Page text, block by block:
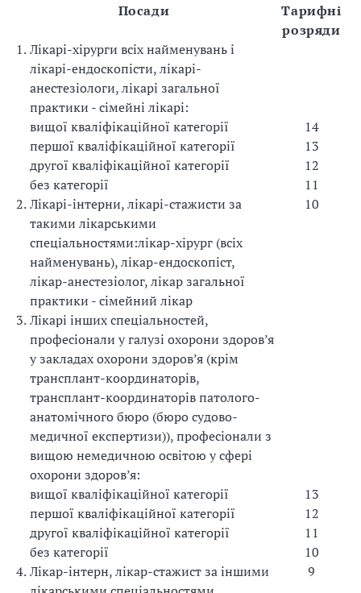
Посади
Тарифні
розряди
1.Лікарі-хірурги всіх найменувань і
лікарі-ендоскопісти, лікарі-
анестезіологи, лікарі загальної
практики - сімейні лікарі:
вищої кваліфікаційної категорії
14
першої кваліфікаційної категорії
13
другої кваліфікаційної категорії
12
без категорії
11
2.Лікарі-інтерни, лікарі-стажисти за
такими лікарськими
спеціальностями:лікар-хірург (всіх
найменувань), лікар-ендоскопіст,
лікар-анестезіолог, лікар загальної
практики - сімейний лікар
10
3.Лікарі інших спеціальностей,
професіонали у галузі охорони здоров’я
у закладах охорони здоров’я (крім
трансплант-координаторів,
трансплант-координаторів патолого-
анатомічного бюро (бюро судово-
медичної експертизи)), професіонали з
вищою немедичною освітою у сфері
охорони здоров’я:
вищої кваліфікаційної категорії
13
першої кваліфікаційної категорії
12
другої кваліфікаційної категорії
11
без категорії
10
4.Лікар-інтерн, лікар-стажист за іншими
9